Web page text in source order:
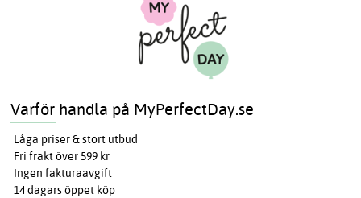
Varför handla på MyPerfectDay.se
Låga priser & stort utbud
Fri frakt över 599 kr
Ingen fakturaavgift
14 dagars öppet köp